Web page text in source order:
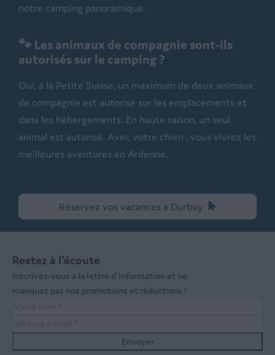
notre camping panoramique.
🐾 Les animaux de compagnie sont-ils
autorisés sur le camping ?
Oui, à la Petite Suisse, un maximum de deux animaux
de compagnie est autorisé sur les emplacements et
dans les hébergements. En haute saison, un seul
animal est autorisé. Avec votre chien , vous vivrez les
meilleures aventures en Ardenne.
Réservez vos vacances à Durbuy
Restez à l'écoute
Inscrivez-vous à la lettre d'information et ne
manquez pas nos promotions et réductions !
Envoyer